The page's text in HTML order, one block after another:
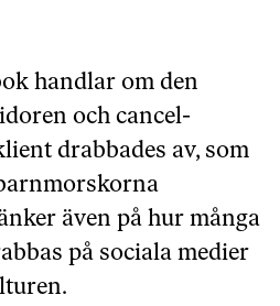
handlar om den
och cancel-
drabbades av, som
även på hur många
på sociala medier